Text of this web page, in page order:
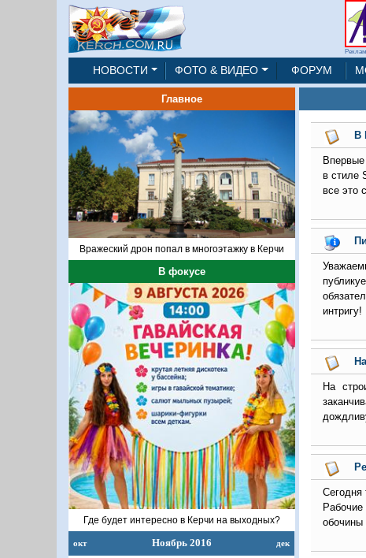
НОВОСТИ ФОТО & ВИДЕО ФОРУМ
Главное
Вражеский дрон попал в многоэтажку в Керчи
В фокусе
Где будет интересно в Керчи на выходных?
окт Ноябрь 2016 дек
В
в стиле
все это
интригу!
На
Сегодня
обочины